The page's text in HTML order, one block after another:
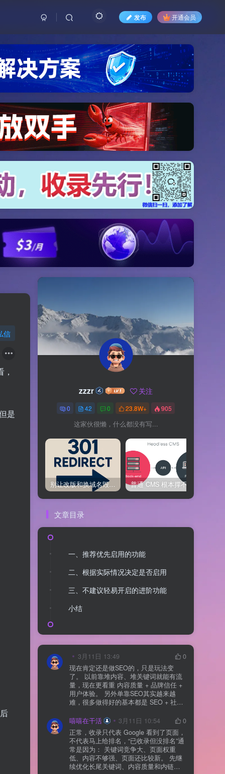
发布 开通会员
信
是
zzzr 关注
0 42 0 23.8W+ 905
这家伙很懒，什么都没有写...
别让改版和换域名毁了你的 SEO！301 重定向是你的流量保护神
文章目录
一、推荐优先启用的功能
二、根据实际情况决定是否启用
三、不建议轻易开启的进阶功能
小结
3月11日 13:49
0
现在肯定还是做SEO的，只是玩法变
了。 以前靠堆内容、堆关键词就能有流
量，现在更看重 内容质量 + 品牌信任 +
用户体验。 另外单靠SEO其实越来越
难，很多做得好的基本都是 SEO + 社媒
质还是一个长期获客渠道，但不能再当
成唯一渠道了。
嘻嘻在干活 3月11日 10:54
0
正常，收录只代表 Google 看到了页面，
不代表马上给排名，“已收录但没排名”通
常是因为： 关键词竞争大、页面权重
低、内容不够强、页面还比较新。 先继
续优化长尾关键词、内容质量和内链，